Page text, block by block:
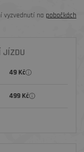
vyzvednutí na pobočkách
JÍZDU
49 Kč
499 Kč